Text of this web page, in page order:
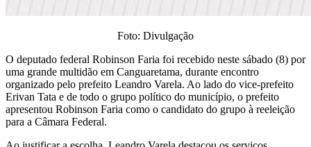
Foto: Divulgação
O deputado federal Robinson Faria foi recebido neste sábado (8) por
uma grande multidão em Canguaretama, durante encontro
organizado pelo prefeito Leandro Varela. Ao lado do vice-prefeito
Erivan Tata e de todo o grupo político do município, o prefeito
apresentou Robinson Faria como o candidato do grupo à reeleição
para a Câmara Federal.